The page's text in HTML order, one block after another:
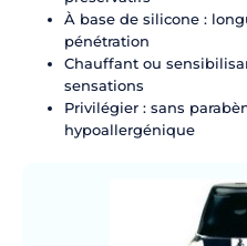
À base de silicone :
pénétration
Chauffant ou
sensations
Privilégier : sans
hypoallergénique